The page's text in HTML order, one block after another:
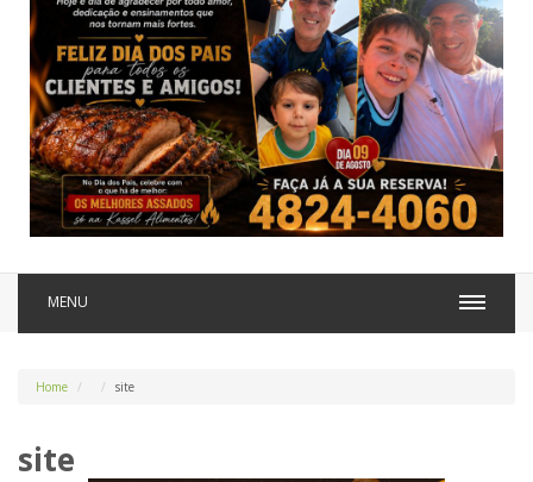
MENU
Home site
site